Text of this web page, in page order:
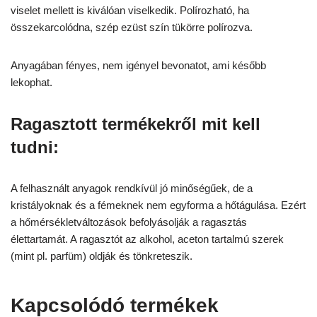
viselet mellett is kiválóan viselkedik. Polírozható, ha
összekarcolódna, szép ezüst szín tükörre polírozva.
Anyagában fényes, nem igényel bevonatot, ami később
lekophat.
Ragasztott termékekről mit kell
tudni:
A felhasznált anyagok rendkívül jó minőségűek, de a
kristályoknak és a fémeknek nem egyforma a hőtágulása. Ezért
a hőmérsékletváltozások befolyásolják a ragasztás
élettartamát. A ragasztót az alkohol, aceton tartalmú szerek
(mint pl. parfüm) oldják és tönkreteszik.
Kapcsolódó termékek